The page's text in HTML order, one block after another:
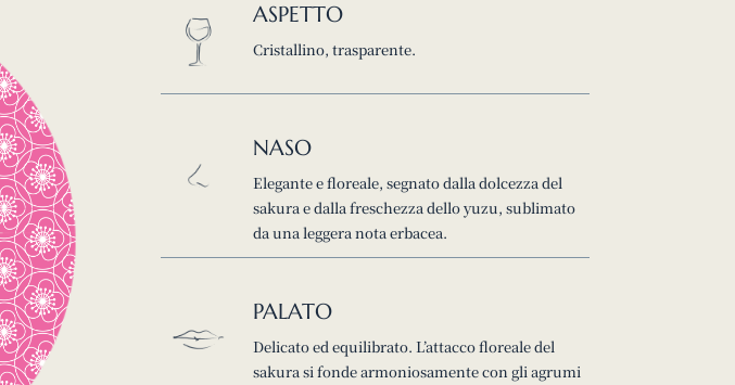
ASPETTO
Cristallino, trasparente.
NASO
Elegante e floreale, segnato dalla dolcezza del
sakura e dalla freschezza dello yuzu, sublimato
da una leggera nota erbacea.
PALATO
Delicato ed equilibrato. L’attacco floreale del
sakura si fonde armoniosamente con gli agrumi